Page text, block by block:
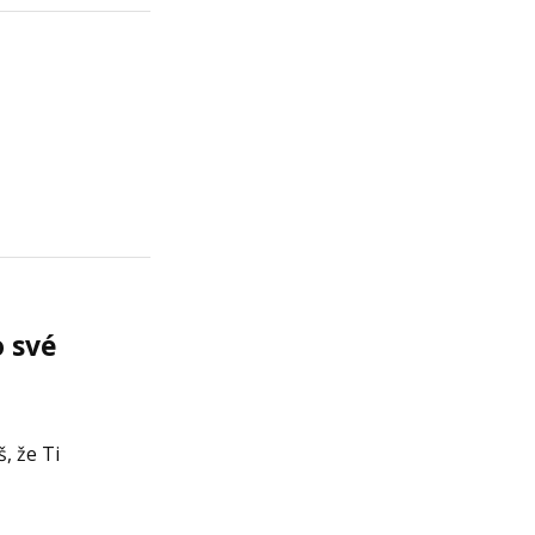
své
že Ti